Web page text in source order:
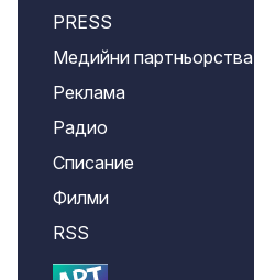
PRESS
Медийни партньорства
Реклама
Радио
Списание
Филми
RSS